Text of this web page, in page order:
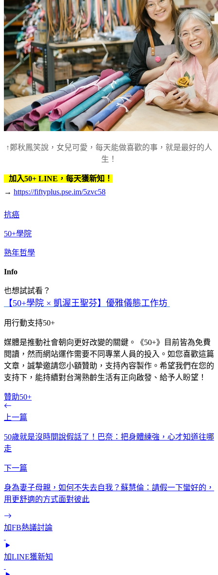
↑鄭秋鳳笑說，女兒可愛，每天能做喜歡的事，就是最好的人
生！
加入50+ LINE，每天獲新知！
→ https://fiftyplus.pse.im/5zvc58
抗癌
50+學院
熟年哲學
Info
也想試試看？
【50+學院 × 凱渥王聖芬】優雅儀態工作坊
用行動支持50+
媒體是推動社會朝向更好改變的關鍵。《50+》目前皆為免費
閱讀，然而網站運作需要不同專業人員的投入。如您喜歡這篇
文章，誠摯邀請您小額贊助，支持內容製作。希望我們在您的
支持下，能持續對台灣熟齡生活有正向啟發、給予人盼望！
贊助50+
上一篇
50歲就是沒時間說假話了！巴奈：把身體練強，心才知道往哪
走
下一篇
身為妻子母親，如何不失去自我？蘇慧倫：請假一下蠻好的，
用更舒適的方式面對彼此
加FB熱議討論
加LINE獲新知